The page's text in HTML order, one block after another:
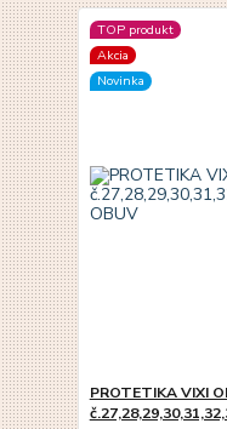
TOP produkt
Akcia
Novinka
PROTETIKA VIXI